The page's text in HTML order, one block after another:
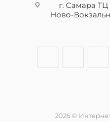
г. Самара ТЦ
Ново-
2026 ©